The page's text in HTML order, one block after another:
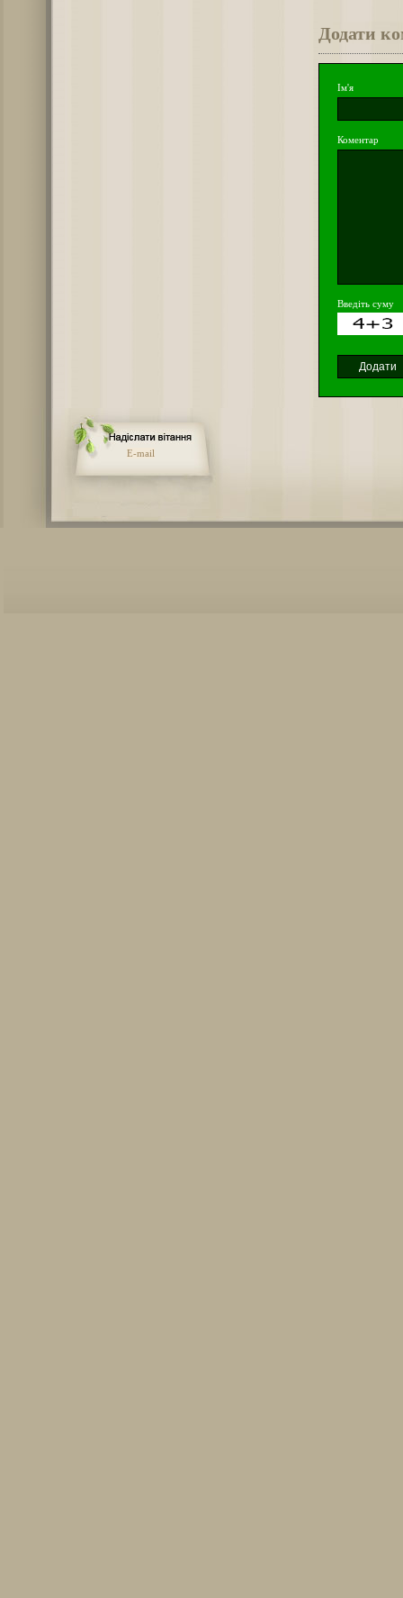
Додати
Ім'я
Коментар
Введіть суму
E-mail